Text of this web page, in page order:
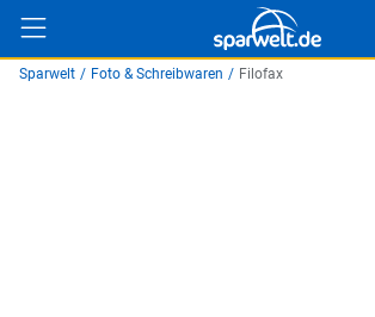
Sparwelt / Foto & Schreibwaren / Filofax